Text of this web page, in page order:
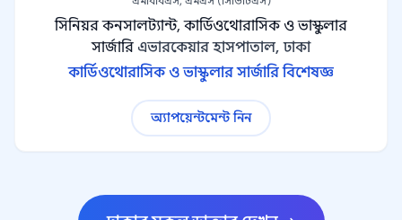
সিনিয়র কনসালট্যান্ট, কার্ডিওথোরাসিক ও ভাস্কুলার
সার্জারি এভারকেয়ার হাসপাতাল, ঢাকা
কার্ডিওথোরাসিক ও ভাস্কুলার সার্জারি বিশেষজ্ঞ
অ্যাপয়েন্টমেন্ট নিন